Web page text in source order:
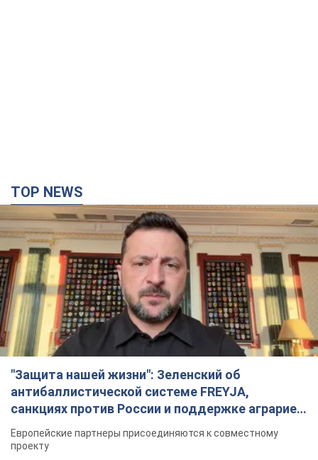
TOP NEWS
"Защита нашей жизни": Зеленский об
антибаллистической системе FREYJA,
санкциях против России и поддержке аграриев.
Видео
Европейские партнеры присоединяются к совместному
проекту